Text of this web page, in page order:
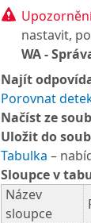
nastavit,
WA -
Najít
Porovnat
Načíst ze
Uložit do
Tabulka –
Sloupce v
Název
sloupce